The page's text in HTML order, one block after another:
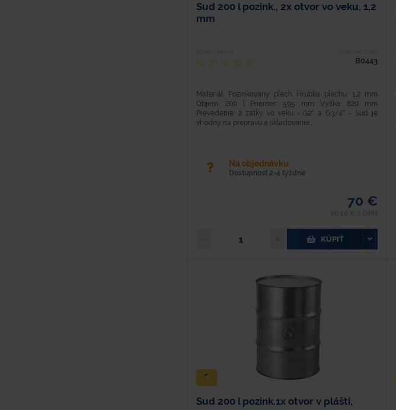
Sud 200 l pozink., 2x otvor vo veku, 1,2
mm
B0443
Materiál: Pozinkovaný plech Hrúbka plechu: 1,2 mm
Objem: 200 l Priemer: 595 mm Výška: 820 mm
Prevedenie: 2 zátky vo veku - G2" a G3/4" - Sud je
vhodný na prepravu a skladovanie...
Na objednávku
Dostupnosť 2-4 týždne
70 €
KÚPIŤ
Sud 200 l pozink.1x otvor v plášti,